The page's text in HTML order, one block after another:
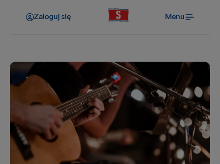
Zaloguj się Menu